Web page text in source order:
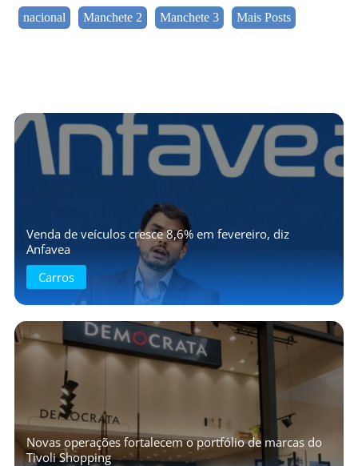
nacional Manchete 2 Manchete 3 Mais Posts
Venda de veículos cresce 8,6% em fevereiro, diz
Anfavea
Carros
Novas operações fortalecem o portfólio de marcas do
Tivoli Shopping